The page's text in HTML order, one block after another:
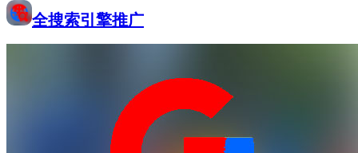
全搜索引擎推广